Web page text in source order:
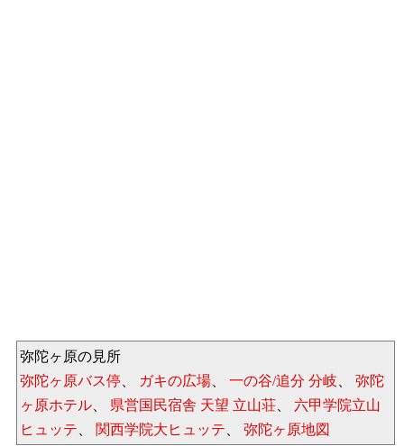
弥陀ヶ原の見所
弥陀ヶ原バス停
ガキの広場 一の谷/追分 分岐
弥陀
ヶ原ホテル
県営国民宿舎 天望 立山荘
六甲学院立山
ヒュッテ
関西学院大ヒュッテ 弥陀ヶ原地図